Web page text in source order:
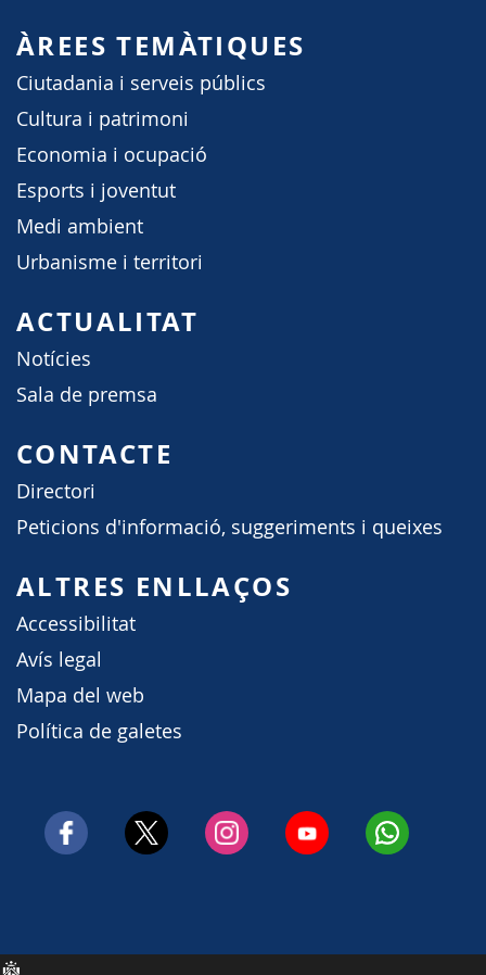
ÀREES TEMÀTIQUES
Ciutadania i serveis públics
Cultura i patrimoni
Economia i ocupació
Esports i joventut
Medi ambient
Urbanisme i territori
ACTUALITAT
Notícies
Sala de premsa
CONTACTE
Directori
Peticions d'informació, suggeriments i queixes
ALTRES ENLLAÇOS
Accessibilitat
Avís legal
Mapa del web
Política de galetes